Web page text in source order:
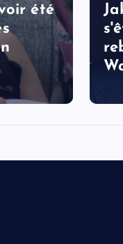
été